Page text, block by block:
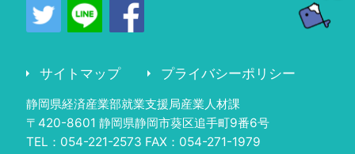
サイトマップ プライバシーポリシー
静岡県経済産業部就業支援局産業人材課
〒420-8601 静岡県静岡市葵区追手町9番6号
TEL：054-221-2573 FAX：054-271-1979